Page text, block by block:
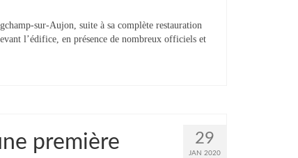
sur-Aujon, suite à sa complète restauration
l’édifice, en présence de nombreux officiels et
29
JAN 2020
première